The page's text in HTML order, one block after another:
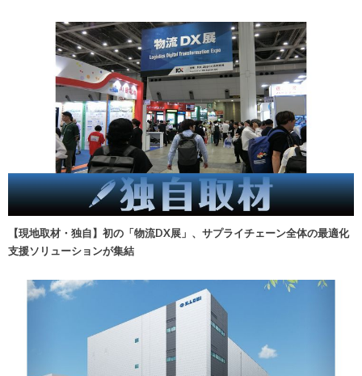
【現地取材・独自】初の「物流DX展」、サプライチェーン全体の最適化
支援ソリューションが集結